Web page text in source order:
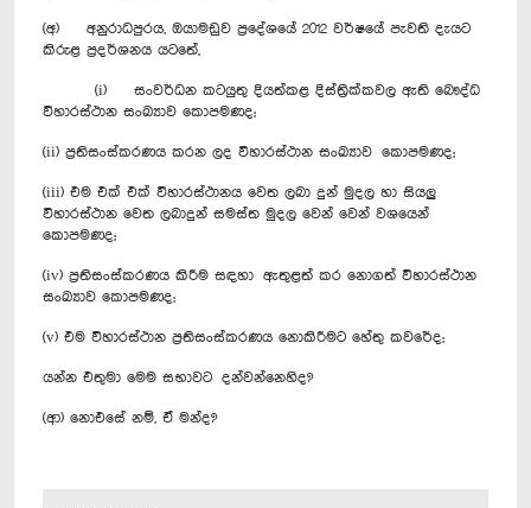
(අ) අනුරාධපුරය, ඔයාමඩුව ප‍්‍රදේශයේ 2012 වර්ෂයේ පැවති දැයට
කිරුළ ප‍්‍රදර්ශනය යටතේ,
(i) සංවර්ධන කටයුතු දියත්කළ දිස්ත‍්‍රික්කවල ඇති බෞද්ධ
විහාරස්ථාන සංඛ්‍යාව කොපමණද;
(ii) ප‍්‍රතිසංස්කරණය කරන ලද විහාරස්ථාන සංඛ්‍යාව කොපමණද;
(iii) එම එක් එක් විහාරස්ථානය වෙත ලබා දුන් මුදල හා සියලු
විහාරස්ථාන වෙත ලබාදුන් සමස්ත මුදල වෙන් වෙන් වශයෙන්
කොපමණද;
(iv) ප්‍රතිසංස්කරණය කිරීම සඳහා ඇතුළත් කර නොගත් විහාරස්ථාන
සංඛ්‍යාව කොපමණද;
(v) එම විහාරස්ථාන ප්‍රතිසංස්කරණය නොකිරීමට හේතු කවරේද;
යන්න එතුමා මෙම සභාවට දන්වන්නෙහිද?
(ආ) නොඑසේ නම්, ඒ මන්ද?